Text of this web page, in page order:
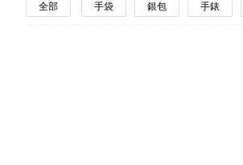
全部 手袋 銀包 手錶